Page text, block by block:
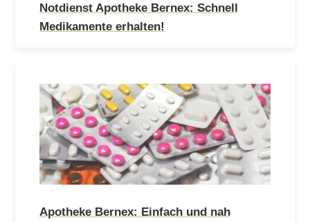
Notdienst Apotheke Bernex: Schnell
Medikamente erhalten!
Apotheke Bernex: Einfach und nah